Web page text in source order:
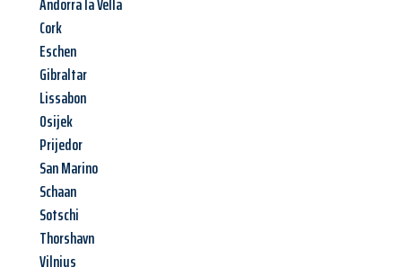
Cork
Eschen
Gibraltar
Lissabon
Osijek
Prijedor
San Marino
Schaan
Sotschi
Thorshavn
Vilnius